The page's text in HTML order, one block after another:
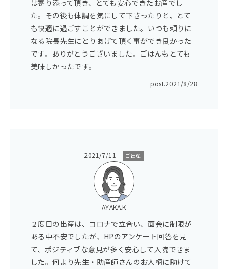
は寄り添って頂き、とても安心できたお産でし
た。その後も体調を気にして下さったりと、とて
も快適に過ごすことができました。いつも頼りに
なる院長先生にとりあげて頂く事ができ良かった
です。ありがとうございました。ごはんもとても
美味しかったです。
post.2021/8/28
2021/7/11 ご出産
AYAKA.K
２度目の出産は、コロナで立合い、面会に制限が
ある中不安でしたが、HPのアンケート回答を見
て、ポジティブな意見が多く安心して入院できま
した。何より先生・助産師さんのお人柄に助けて